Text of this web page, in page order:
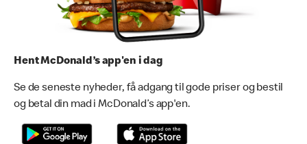
Hent McDonald’s app'en i dag
Se de seneste nyheder, få adgang til gode priser og bestil
og betal din mad i McDonald’s app'en.